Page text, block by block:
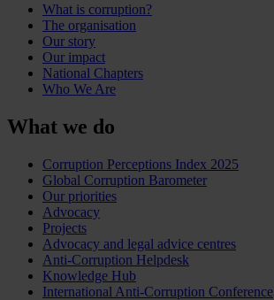
What is corruption?
The organisation
Our story
Our impact
National Chapters
Who We Are
What we do
Corruption Perceptions Index 2025
Global Corruption Barometer
Our priorities
Advocacy
Projects
Advocacy and legal advice centres
Anti-Corruption Helpdesk
Knowledge Hub
International Anti-Corruption Conference